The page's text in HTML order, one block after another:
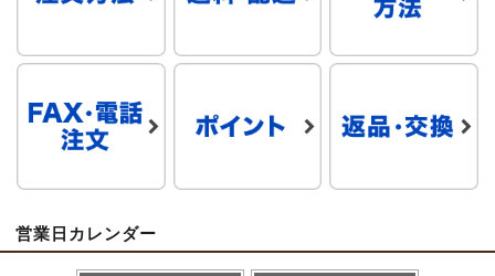
営業日カレンダー